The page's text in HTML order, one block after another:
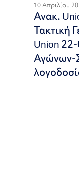
10 Απριλίου
Ανακ.
Τακτική
Union
Αγώνων-